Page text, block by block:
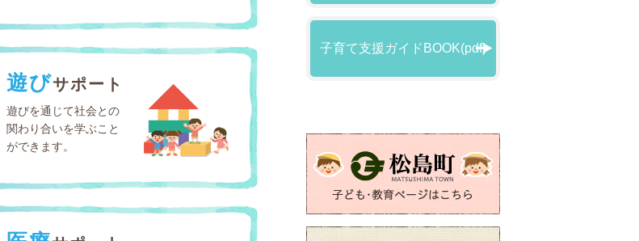
遊びサポート
遊びを通じて社会との
関わり合いを学ぶこと
ができます。
子育て支援ガイドBOOK(pdf)